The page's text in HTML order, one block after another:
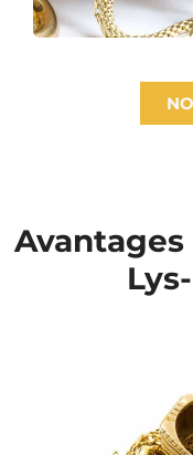
Avantages